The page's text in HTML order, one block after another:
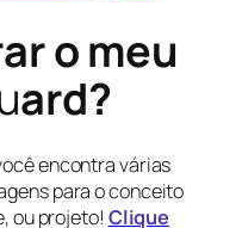
o meu
ard?
encontra várias
para o conceito
ou projeto! Clique